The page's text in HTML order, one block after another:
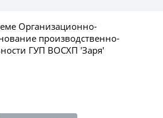
Организационно-
производственно-
ГУП ВОСХП 'Заря'